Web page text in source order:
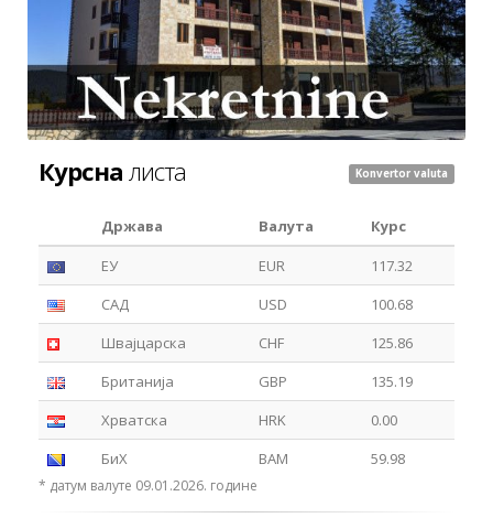
Курсна листа Konvertor valuta
Држава Валута
Курс
ЕУ
EUR
117.32
САД
USD
100.68
Швајцарска
CHF
125.86
Британија
GBP
135.19
Хрватска
HRK
0.00
БиХ
BAM 59.98
* датум валуте 09.01.2026. године